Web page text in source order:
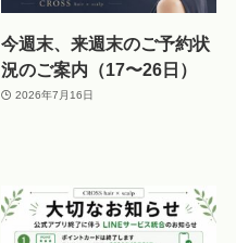
今週末、来週末のご予約状
況のご案内（17〜26日）
2026年7月16日